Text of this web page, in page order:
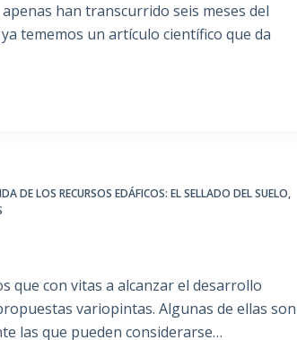
han transcurrido seis meses del
tememos un artículo científico que da
DE LOS RECURSOS EDÁFICOS: EL SELLADO DEL SUELO,
que con vitas a alcanzar el desarrollo
variopintas. Algunas de ellas son
las que pueden considerarse…